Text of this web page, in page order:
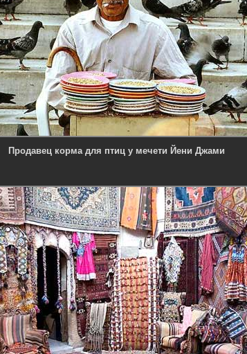
Продавец корма для птиц у мечети Йени Джами